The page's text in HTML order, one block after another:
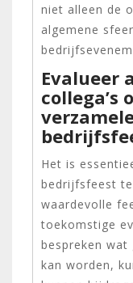
niet alleen de
algemene
Evalueer
collega’s
Het is
bedrijfsfeest te
waardevolle
toekomstige
bespreken wat
kan worden,